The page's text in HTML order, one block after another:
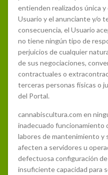
entienden realizados única
Usuario y el anunciante y/o
consecuencia, el Usuario
no tiene ningún tipo de
perjuicios de cualquier
de sus negociaciones,
contractuales o
terceras personas físicas o
del Portal.
cannabiscultura.com en
inadecuado funcionamiento
labores de mantenimiento y
afecten a servidores u
defectuosa configuración
insuficiente capacidad para